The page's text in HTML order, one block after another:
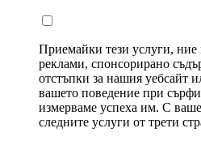
Приемайки тези услуги,
реклами, спонсорирано
отстъпки за нашия уебсайт
вашето поведение при
измерваме успеха им. С
следните услуги от трети